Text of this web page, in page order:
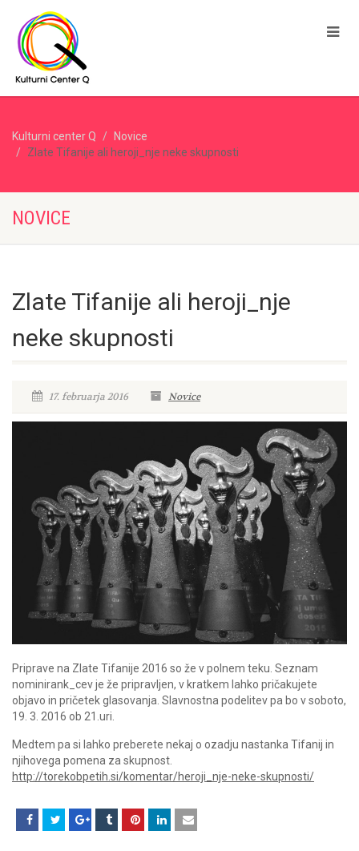
Kulturni center Q
Novice
Zlate Tifanije ali heroji_nje neke skupnosti
NOVICE
Zlate Tifanije ali heroji_nje
neke skupnosti
17. februarja 2016 Novice
Priprave na Zlate Tifanije 2016 so že v polnem teku. Seznam
nominirank_cev je že pripravljen, v kratkem lahko pričakujete
objavo in pričetek glasovanja. Slavnostna podelitev pa bo v soboto,
19. 3. 2016 ob 21.uri.
Medtem pa si lahko preberete nekaj o ozadju nastanka Tifanij in
njihovega pomena za skupnost.
http://torekobpetih.si/komentar/heroji_nje-neke-skupnosti/